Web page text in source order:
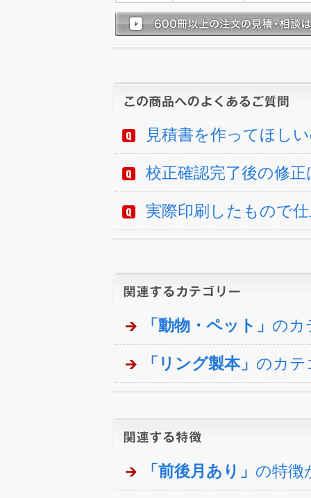
見積書を作ってほし
校正確認完了後の修
実際印刷したもので
「動物・ペット」 のカ
「リング製本」 のカテ
「前後月あり」 の特徴